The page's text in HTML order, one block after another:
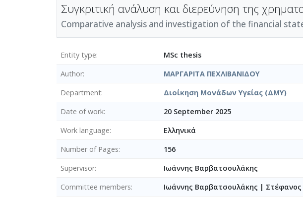
Συγκριτική ανάλυση και διερεύνηση της
Comparative analysis and investigation of the financial
Entity type
MSc thesis
Author
ΜΑΡΓΑΡΙΤΑ ΠΕΧΛΙΒΑΝΙΔΟΥ
Department
Διοίκηση Μονάδων Υγείας (ΔΜΥ)
Date of work
20 September 2025
Work language
Ελληνικά
Number of Pages
156
Supervisor
Ιωάννης Βαρβατσουλάκης
Committee members
Ιωάννης Βαρβατσουλάκης |